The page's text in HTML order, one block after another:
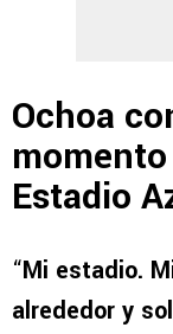
Ochoa
Estadio
“Mi estadio.
alrededor y